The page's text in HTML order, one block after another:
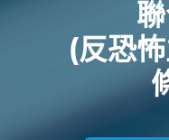
(反恐